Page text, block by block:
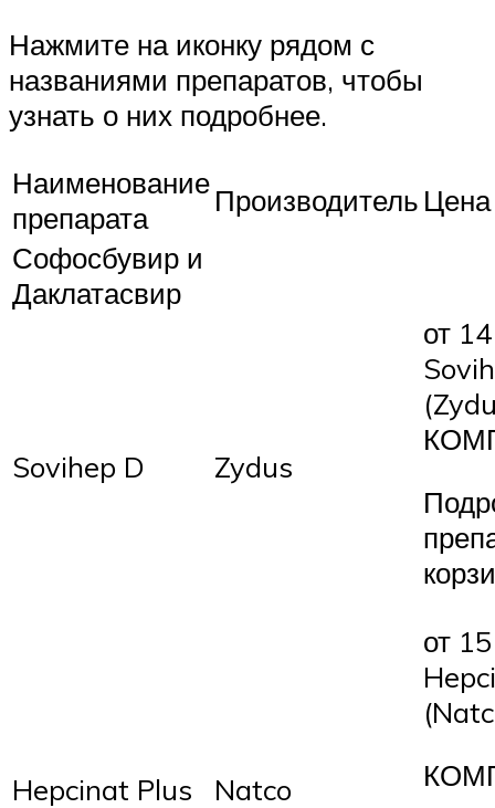
Нажмите на иконку рядом с
названиями препаратов, чтобы
узнать о них подробнее.
Наименование
препарата
Производитель Цена
Софосбувир и
Даклатасвир
Sovihep D Zydus
от
Hepcinat Plus Natco
от